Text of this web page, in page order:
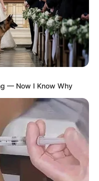
— Now I Know Why